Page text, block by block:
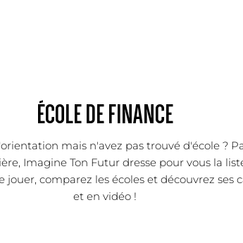
ÉCOLE DE FINANCE
mais n'avez pas trouvé d'école ?
Imagine Ton Futur dresse pour vous la
comparez les écoles et découvrez ses
et en vidéo !